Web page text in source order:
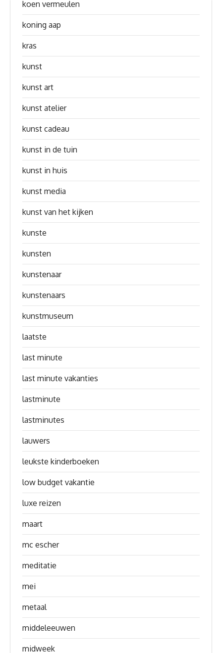
koen vermeulen
koning aap
kras
kunst
kunst art
kunst atelier
kunst cadeau
kunst in de tuin
kunst in huis
kunst media
kunst van het kijken
kunste
kunsten
kunstenaar
kunstenaars
kunstmuseum
laatste
last minute
last minute vakanties
lastminute
lastminutes
lauwers
leukste kinderboeken
low budget vakantie
luxe reizen
maart
mc escher
meditatie
mei
metaal
middeleeuwen
midweek